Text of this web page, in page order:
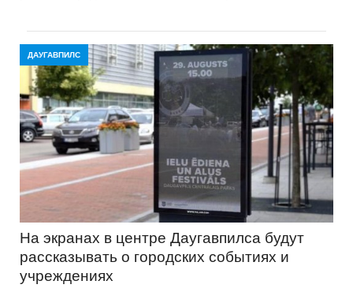
ДАУГАВПИЛС
На экранах в центре Даугавпилса будут
рассказывать о городских событиях и
учреждениях